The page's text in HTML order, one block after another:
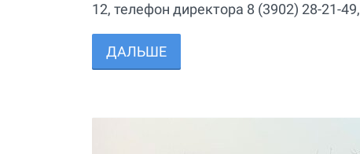
12, телефон директора 8 (3902) 28-21-
ДАЛЬШЕ